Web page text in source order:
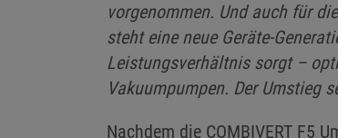
vorgenommen. Und auch für
steht eine neue Geräte-
Leistungsverhältnis sorgt –
Vakuumpumpen. Der Umstieg
Nachdem die COMBIVERT F5